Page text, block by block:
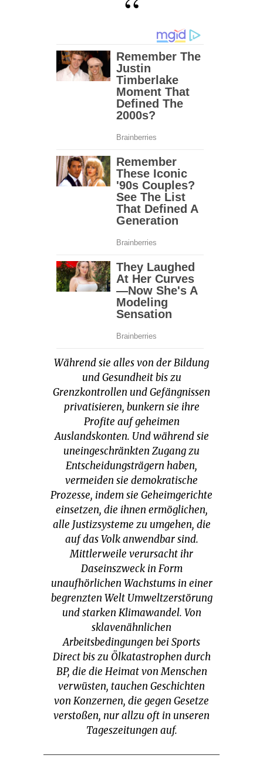
Während sie alles von der Bildung
und Gesundheit bis zu
Grenzkontrollen und Gefängnissen
privatisieren, bunkern sie ihre
Profite auf geheimen
Auslandskonten. Und während sie
uneingeschränkten Zugang zu
Entscheidungsträgern haben,
vermeiden sie demokratische
Prozesse, indem sie Geheimgerichte
einsetzen, die ihnen ermöglichen,
alle Justizsysteme zu umgehen, die
auf das Volk anwendbar sind.
Mittlerweile verursacht ihr
Daseinszweck in Form
unaufhörlichen Wachstums in einer
begrenzten Welt Umweltzerstörung
und starken Klimawandel. Von
sklavenähnlichen
Arbeitsbedingungen bei Sports
Direct bis zu Ölkatastrophen durch
BP, die die Heimat von Menschen
verwüsten, tauchen Geschichten
von Konzernen, die gegen Gesetze
verstoßen, nur allzu oft in unseren
Tageszeitungen auf.